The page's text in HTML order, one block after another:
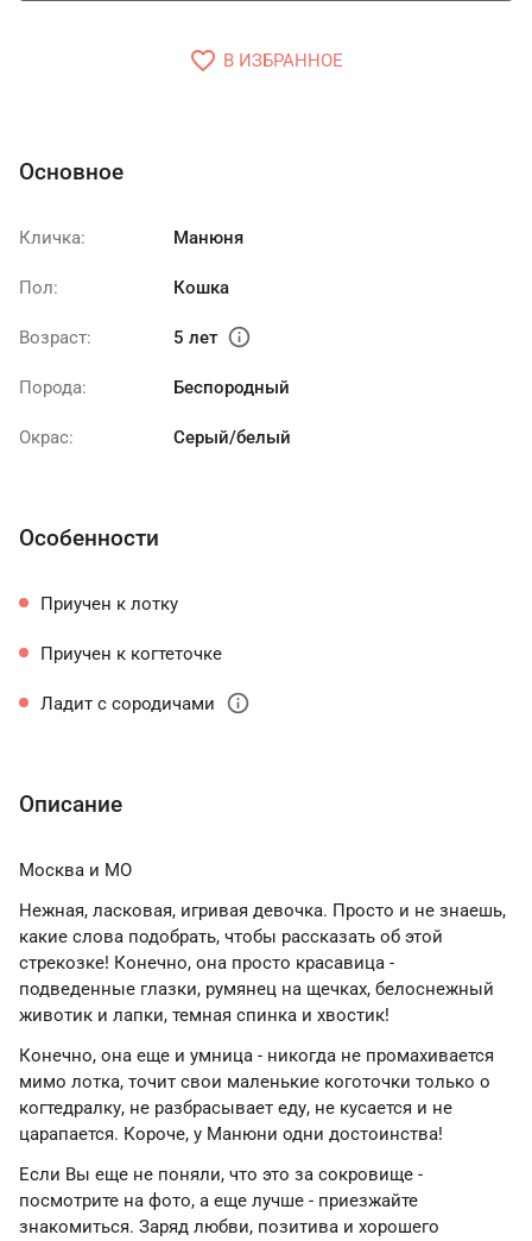
favorite_border В ИЗБРАННОЕ
Основное
Кличка: Манюня
Пол: Кошка
Возраст: 5 лет info
Порода: Беспородный
Окрас: Серый/белый
Особенности
Приучен к лотку
Приучен к когтеточке
Ладит с сородичами info
Описание
Москва и МО
Нежная, ласковая, игривая девочка. Просто и не знаешь,
какие слова подобрать, чтобы рассказать об этой
стрекозке! Конечно, она просто красавица -
подведенные глазки, румянец на щечках, белоснежный
животик и лапки, темная спинка и хвостик!
Конечно, она еще и умница - никогда не промахивается
мимо лотка, точит свои маленькие коготочки только о
когтедралку, не разбрасывает еду, не кусается и не
царапается. Короче, у Манюни одни достоинства!
Если Вы еще не поняли, что это за сокровище -
посмотрите на фото, а еще лучше - приезжайте
знакомиться. Заряд любви, позитива и хорошего